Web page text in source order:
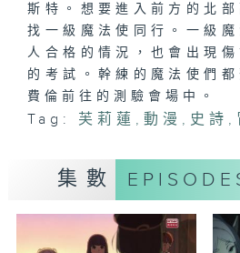
斯特。想要進入前方的北
找一級魔法使同行。一級
人合格的情況，也會出現
的考試。幹練的魔法使們
費倫前往的測驗會場中。
Tag: 芙莉蓮 ,動漫 , 史詩 ,
集數